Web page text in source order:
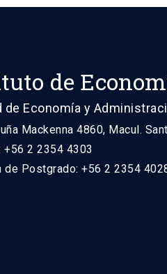
de
de Economía y
Mackenna 4860, Macul.
+56 2 2354 4303
de Postgrado: +56 2 2354